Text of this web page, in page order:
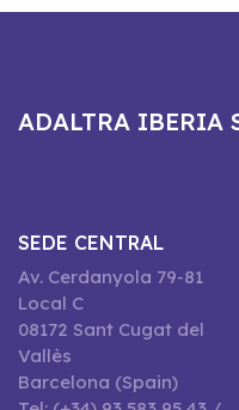
ADALTRA IBERIA
SEDE CENTRAL
Av. Cerdanyola 79-81
Local C
08172 Sant Cugat del
Vallès
Barcelona (Spain)